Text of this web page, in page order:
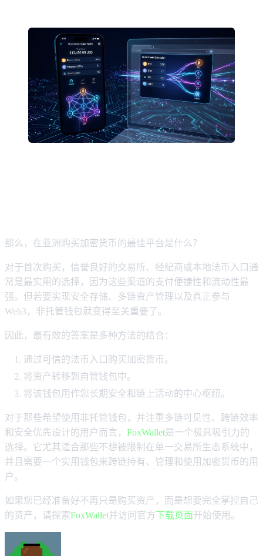
那么，在亚洲购买加密货币的最佳平台是什么？
对于首次购买，信誉良好的交易所、经纪商或本地法币入口通
常是最实用的选择，因为这些渠道的支付便捷性和流动性最
强。但若要实现安全存储、多链资产管理以及真正参与
Web3，非托管钱包就变得至关重要了。
因此，最有效的答案是多种方法的结合：
通过可信的法币入口购买加密货币。
将资产转移到自管钱包中。
将该钱包用作您长期安全和链上活动的中心枢纽。
对于那些希望使用非托管钱包，并注重多链可见性、跨链效率
和安全优先设计的用户而言， FoxWallet是一个极具吸引力的
选择。它尤其适合那些不想被限制在单一交易所生态系统中，
并且需要一个实用钱包来跨链持有、管理和使用加密货币的用
户。
如果您已经准备好不再只是购买资产，而是想要完全掌控自己
的资产，请探索FoxWallet并访问官方下载页面开始使用。